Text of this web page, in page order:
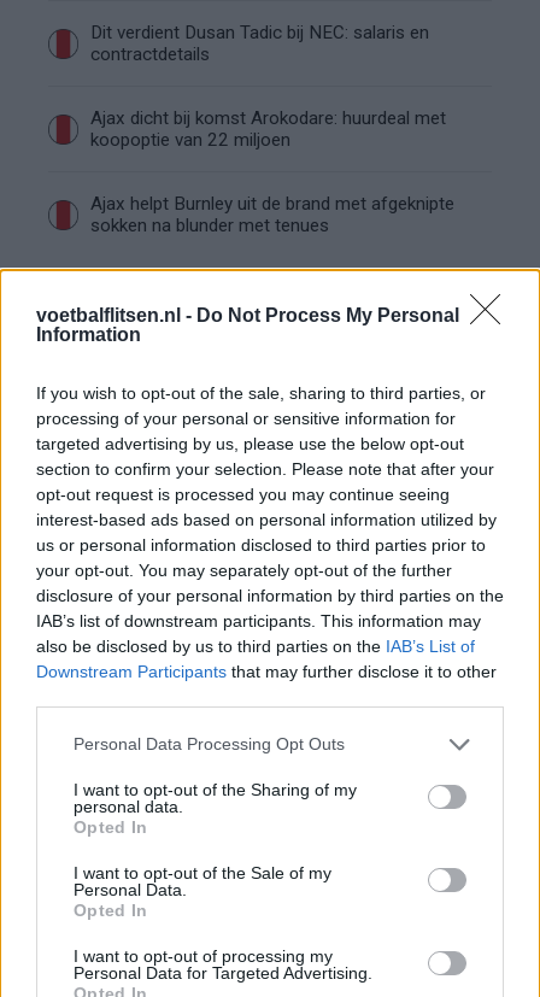
voetbalflitsen.nl - Do Not Process My Personal
Information
If you wish to opt-out of the sale, sharing to third parties, or
processing of your personal or sensitive information for
targeted advertising by us, please use the below opt-out
section to confirm your selection. Please note that after your
opt-out request is processed you may continue seeing
interest-based ads based on personal information utilized by
us or personal information disclosed to third parties prior to
your opt-out. You may separately opt-out of the further
disclosure of your personal information by third parties on the
IAB’s list of downstream participants. This information may
also be disclosed by us to third parties on the IAB’s List of
Downstream Participants that may further disclose it to other
Personal Data Processing Opt Outs
I want to opt-out of the Sharing of my
personal data.
Opted In
I want to opt-out of the Sale of my
Personal Data.
Opted In
I want to opt-out of processing my
Personal Data for Targeted Advertising.
Opted In
Dit verdient Dusan Tadic bij NEC: salaris en
contractdetails
Ajax dicht bij komst Arokodare: huurdeal met
koopoptie van 22 miljoen
Ajax helpt Burnley uit de brand met afgeknipte
sokken na blunder met tenues
appartement op Amsterdamse Zuidas
Ajax: 'Hier gaan fans van genieten'
Resterend oefenprogramma Ajax: waar zijn de
duels te zien
Ajax groeit onder Míchel, maar transfermarkt
blijft cruciaal
Ajax-talent Mohamed Abdalla schrijft Europese
geschiedenis
de basis bij FC Barcelona
Servische media vergelijken Ajax-talent Abdellah
Ouazane met Lionel Messi
Ajax zet grote stap richting volgende ronde na
ruime zege op Vojvodina
Dusan Tadic kijkt met bijzondere gevoelens naar